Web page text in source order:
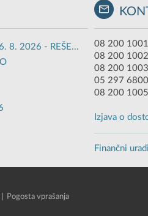
8. 2026 - REŠE...
08 200
08 200
08 200
05 297
08 200
Izjava o
Finančni uradi
Pogosta vprašanja